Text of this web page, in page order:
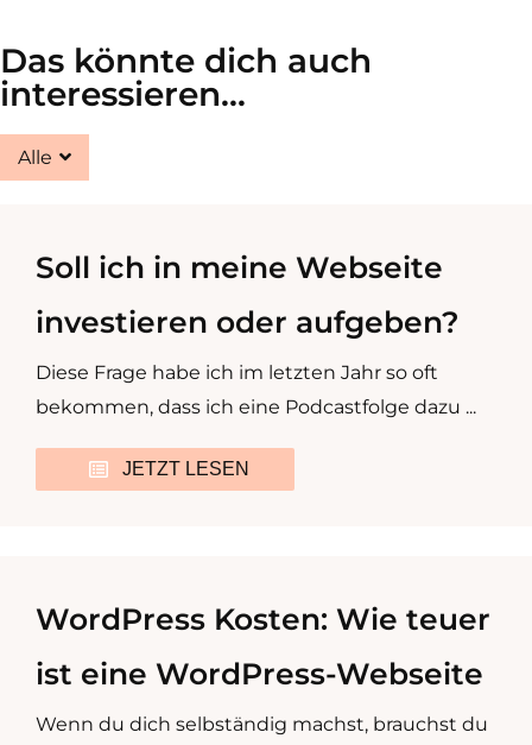
Das könnte dich auch
interessieren...
Alle
Soll ich in meine Webseite
investieren oder aufgeben?
Diese Frage habe ich im letzten Jahr so oft
bekommen, dass ich eine Podcastfolge dazu ...
JETZT LESEN
WordPress Kosten: Wie teuer
ist eine WordPress-Webseite
Wenn du dich selbständig machst, brauchst du